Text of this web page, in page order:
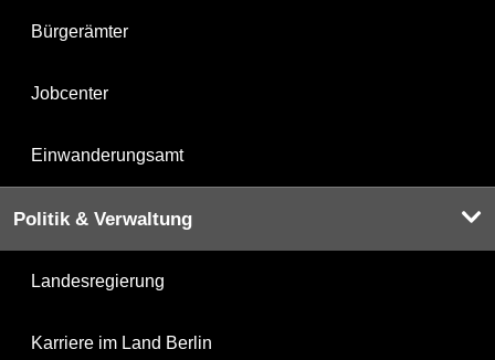
Bürgerämter
Jobcenter
Einwanderungsamt
Politik & Verwaltung
Landesregierung
Karriere im Land Berlin